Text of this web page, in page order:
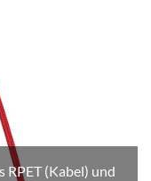
RPET (Kabel) und